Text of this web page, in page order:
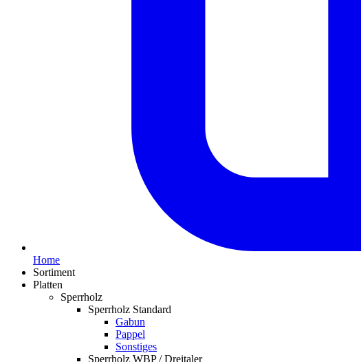
Home
Sortiment
Platten
Sperrholz
Sperrholz Standard
Gabun
Pappel
Sonstiges
Sperrholz WBP / Dreitaler